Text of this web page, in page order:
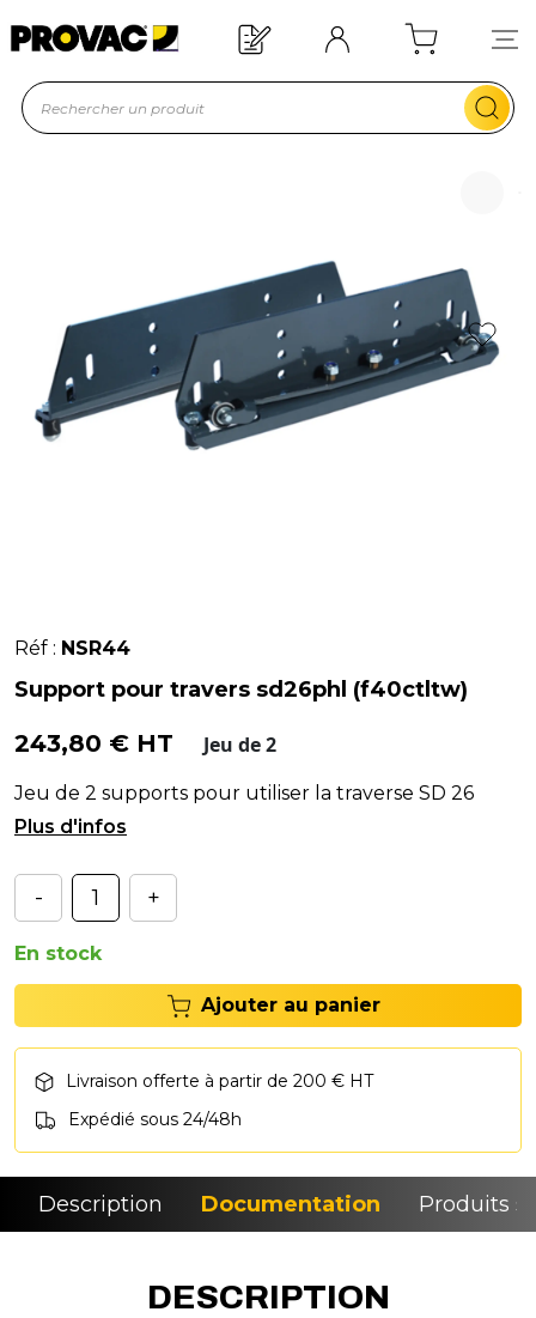
Besoin d'un équipement ?
Réf : NSR44
Support pour travers sd26phl (f40ctltw)
243,80 € HT Jeu de 2
Jeu de 2 supports pour utiliser la traverse SD 26
PHL.# Affectation : F40 CTLT W.
- +
En stock
Ajouter au panier
Livraison offerte à partir de 200 € HT
Expédié sous 24/48h
Description Documentation Produits
DESCRIPTION